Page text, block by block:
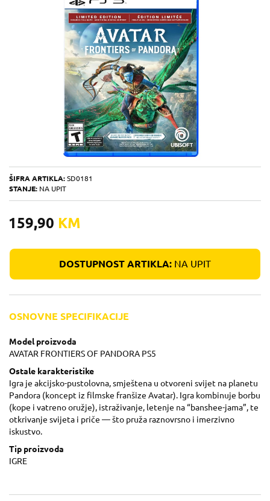
ŠIFRA ARTIKLA: SD0181
STANJE: NA UPIT
159,90 KM
DOSTUPNOST ARTIKLA: NA UPIT
OSNOVNE SPECIFIKACIJE
Model proizvoda
AVATAR FRONTIERS OF PANDORA PS5
Ostale karakteristike
Igra je akcijsko-pustolovna, smještena u otvoreni svijet na planetu
Pandora (koncept iz filmske franšize Avatar). Igra kombinuje borbu
(kope i vatreno oružje), istraživanje, letenje na “banshee-jama”, te
otkrivanje svijeta i priče — što pruža raznovrsno i imerzivno
iskustvo.
Tip proizvoda
IGRE